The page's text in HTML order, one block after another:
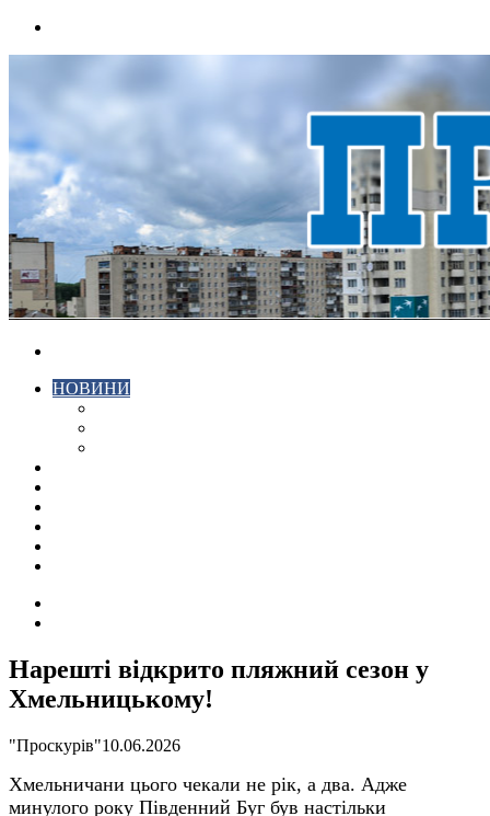
НОВИНИ
Нарешті відкрито пляжний сезон у
Хмельницькому!
"Проскурів"10.06.2026
Хмельничани цього чекали не рік, а два. Адже
минулого року Південний Буг був настільки